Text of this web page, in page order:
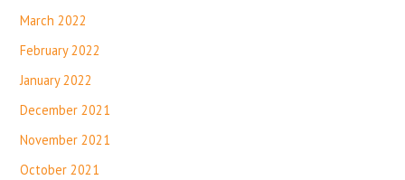
March 2022
February 2022
January 2022
December 2021
November 2021
October 2021